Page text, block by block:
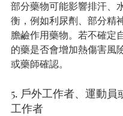
部分藥物可能影響排汗、
衡，例如利尿劑、部分精
膽鹼作用藥物。若不確定
的藥是否會增加熱傷害風
或藥師確認。
5. 戶外工作者、運動員
工作者